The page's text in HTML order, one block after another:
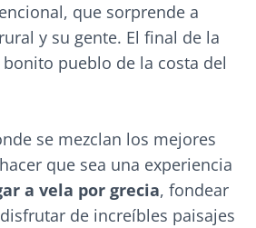
que sorprende a
y su gente. El final de la
pueblo de la costa del
se mezclan los mejores
que sea una experiencia
a vela por grecia, fondear
de increíbles paisajes